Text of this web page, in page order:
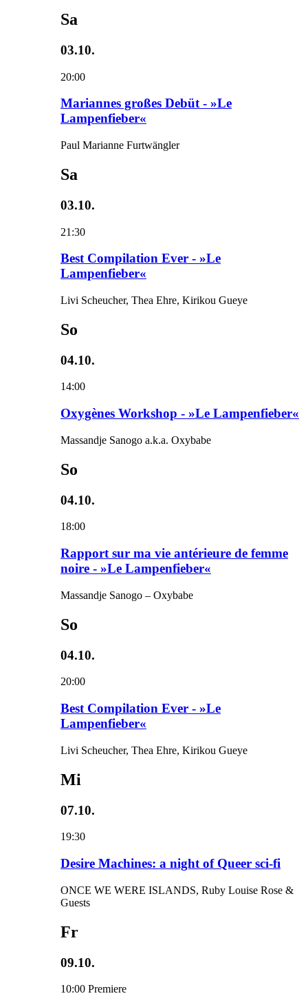
Sa
03.10.
20:00
Mariannes großes Debüt - »Le
Lampenfieber«
Paul Marianne Furtwängler
Sa
03.10.
21:30
Best Compilation Ever - »Le
Lampenfieber«
Livi Scheucher, Thea Ehre, Kirikou Gueye
So
04.10.
14:00
Oxygènes Workshop - »Le Lampenfieber«
Massandje Sanogo a.k.a. Oxybabe
So
04.10.
18:00
Rapport sur ma vie antérieure de femme
noire - »Le Lampenfieber«
Massandje Sanogo – Oxybabe
So
04.10.
20:00
Best Compilation Ever - »Le
Lampenfieber«
Livi Scheucher, Thea Ehre, Kirikou Gueye
Mi
07.10.
19:30
Desire Machines: a night of Queer sci-fi
ONCE WE WERE ISLANDS, Ruby Louise Rose &
Guests
Fr
09.10.
10:00 Premiere